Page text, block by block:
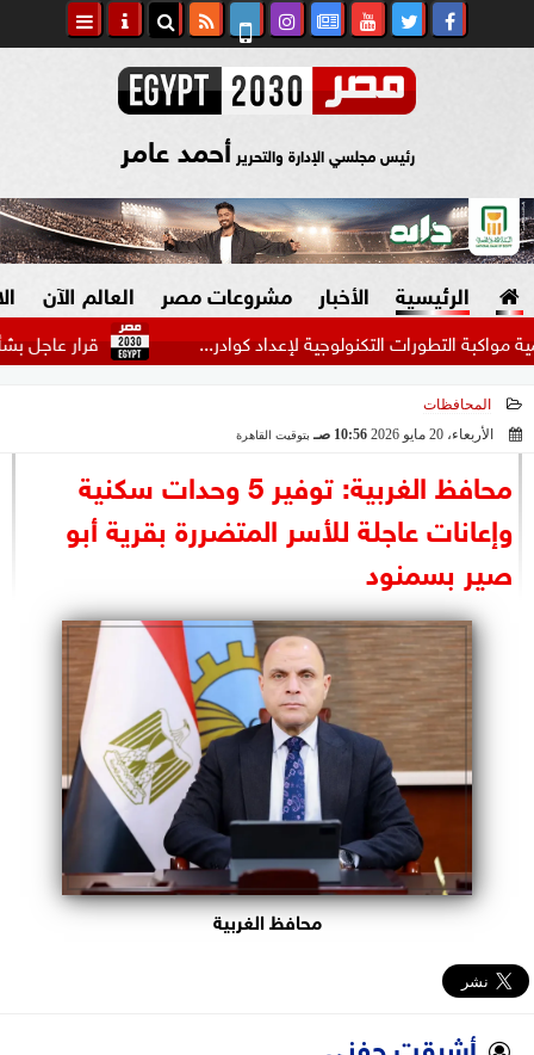
رئيس مجلسي الإدارة والتحرير أحمد عامر
الرئيسية الأخبار
السياسة
الرئاسة
الوزارات
الأحزاب
مشروعات مصر
صنع في مصر
العالم الآن
قرار عاجل بشأن التكنولوجية لإعداد كوادر...
المحافظات
الأربعاء، 20 مايو 2026
10:56 صـ بتوقيت القاهرة
محافظ الغربية: توفير 5 وحدات سكنية
وإعانات عاجلة للأسر المتضررة بقرية أبو
صير بسمنود
محافظ الغربية